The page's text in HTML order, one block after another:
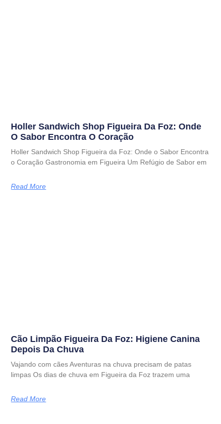
Holler Sandwich Shop Figueira Da Foz: Onde
O Sabor Encontra O Coração
Holler Sandwich Shop Figueira da Foz: Onde o Sabor Encontra
o Coração Gastronomia em Figueira Um Refúgio de Sabor em
Read More
Cão Limpão Figueira Da Foz: Higiene Canina
Depois Da Chuva
Vajando com cães Aventuras na chuva precisam de patas
limpas Os dias de chuva em Figueira da Foz trazem uma
Read More